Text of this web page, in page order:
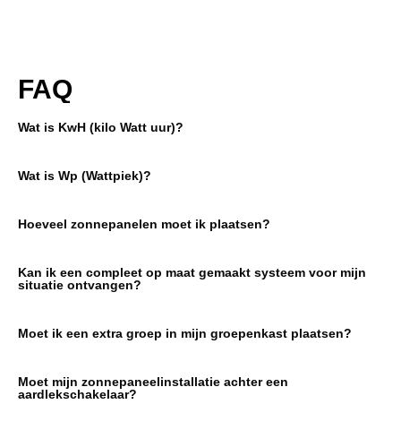
FAQ
Wat is KwH (kilo Watt uur)?
Wat is Wp (Wattpiek)?
Hoeveel zonnepanelen moet ik plaatsen?
Kan ik een compleet op maat gemaakt systeem voor mijn
situatie ontvangen?
Moet ik een extra groep in mijn groepenkast plaatsen?
Moet mijn zonnepaneelinstallatie achter een
aardlekschakelaar?